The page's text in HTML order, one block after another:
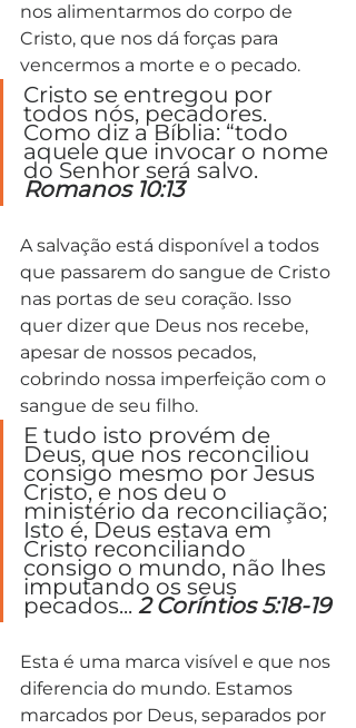
nos alimentarmos do corpo de
Cristo, que nos dá forças para
vencermos a morte e o pecado.
Cristo se entregou por
todos nós, pecadores.
Como diz a Bíblia: “todo
aquele que invocar o nome
do Senhor será salvo.
Romanos 10:13
A salvação está disponível a todos
que passarem do sangue de Cristo
nas portas de seu coração. Isso
quer dizer que Deus nos recebe,
apesar de nossos pecados,
cobrindo nossa imperfeição com o
sangue de seu filho.
E tudo isto provém de
Deus, que nos reconciliou
consigo mesmo por Jesus
Cristo, e nos deu o
ministério da reconciliação;
Isto é, Deus estava em
Cristo reconciliando
consigo o mundo, não lhes
imputando os seus
pecados... 2 Coríntios 5:18-19
Esta é uma marca visível e que nos
diferencia do mundo. Estamos
marcados por Deus, separados por